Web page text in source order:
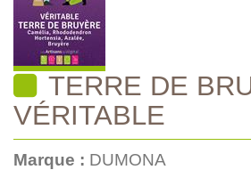
TERRE DE
VÉRITABLE
Marque : DUMONA